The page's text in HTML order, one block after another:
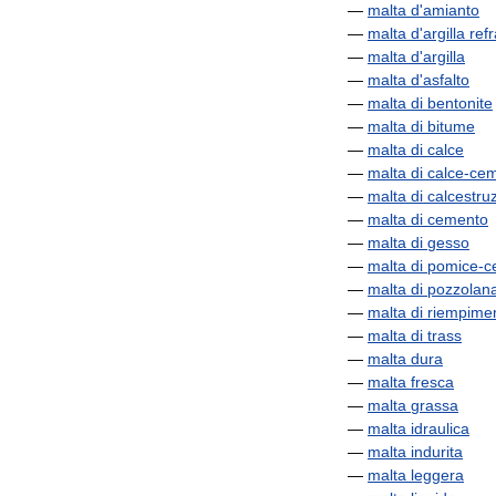
— malta d'amianto
— malta d'argilla
— malta d'argilla
— malta d'asfalto
— malta di bentonite
— malta di bitume
— malta di calce
— malta di calce-
— malta di
— malta di cemento
— malta di gesso
— malta di pomice-
— malta di
— malta di
— malta di trass
— malta dura
— malta fresca
— malta grassa
— malta idraulica
— malta indurita
— malta leggera